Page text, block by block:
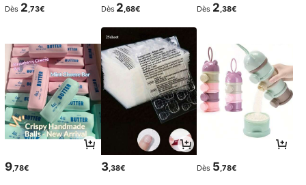
Dès 2,73€ Dès 2,68€ Dès 2,38€
9 ,78€ 3,38€ Dès 5 ,78€